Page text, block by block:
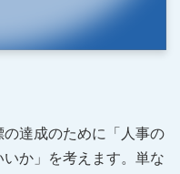
達成のために「人事の
か」を考えます。単な